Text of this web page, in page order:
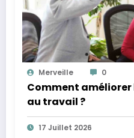
Merveille 0
Comment
au travail ?
17 Juillet 2026